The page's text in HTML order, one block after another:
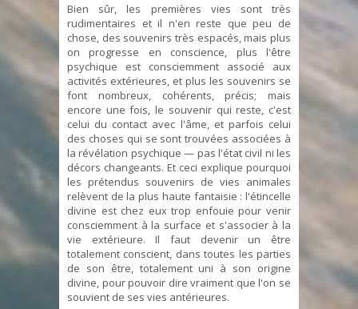
Bien sûr, les premières vies sont très
rudimentaires et il n'en reste que peu de
chose, des souvenirs très espacés, mais plus
on progresse en conscience, plus l'être
psychique est consciemment associé aux
activités extérieures, et plus les souvenirs se
font nombreux, cohérents, précis; mais
encore une fois, le souvenir qui reste, c'est
celui du contact avec l'âme, et parfois celui
des choses qui se sont trouvées associées à
la révélation psychique — pas l'état civil ni les
décors changeants. Et ceci explique pourquoi
les prétendus souvenirs de vies animales
relèvent de la plus haute fantaisie : l'étincelle
divine est chez eux trop enfouie pour venir
consciemment à la surface et s'associer à la
vie extérieure. Il faut devenir un être
totalement conscient, dans toutes les parties
de son être, totalement uni à son origine
divine, pour pouvoir dire vraiment que l'on se
souvient de ses vies antérieures.